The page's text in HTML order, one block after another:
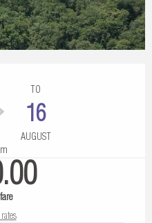
details
TO
16
AUGUST